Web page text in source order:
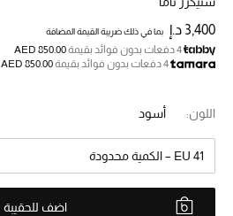
خصم حتى 70%
تسوقوا الآن
ما وصلنا حديثاً
3,400 د.إ بما في ذلك ضريبة القيمة المضافة
4 دفعات بدون فوائد بقيمة
AED 850.00
4 دفعات بدون فوائد بقيمة
AED 850.00
اللون: أسود
EU 41 – الكمية محدودة
اضف للحقيبة